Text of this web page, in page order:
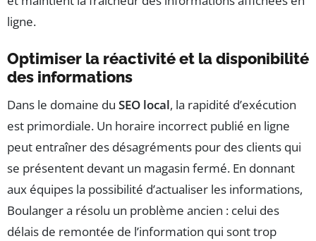
ligne.
Optimiser la réactivité et la disponibilité
des informations
Dans le domaine du SEO local, la rapidité d’exécution
est primordiale. Un horaire incorrect publié en ligne
peut entraîner des désagréments pour des clients qui
se présentent devant un magasin fermé. En donnant
aux équipes la possibilité d’actualiser les informations,
Boulanger a résolu un problème ancien : celui des
délais de remontée de l’information qui sont trop